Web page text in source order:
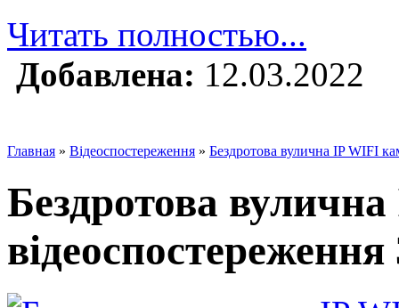
Читать полностью...
Добавлена: 12.03.2022
Главная » Відеоспостереження » Бездротова вулична IP WIFI
Бездротова